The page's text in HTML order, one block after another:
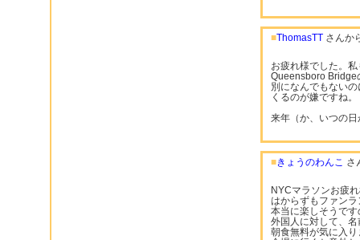
■ThomasTT さんか
お疲れ様でした。
Queensboro Bridge
別になんでもない
くるのが嫌ですね。
来年（か、いつの
■きょうのわんこ さ
NYCマラソンお疲
はからずもファン
本当に楽しそうで
外国人に対して、
朝食無料が気に入り